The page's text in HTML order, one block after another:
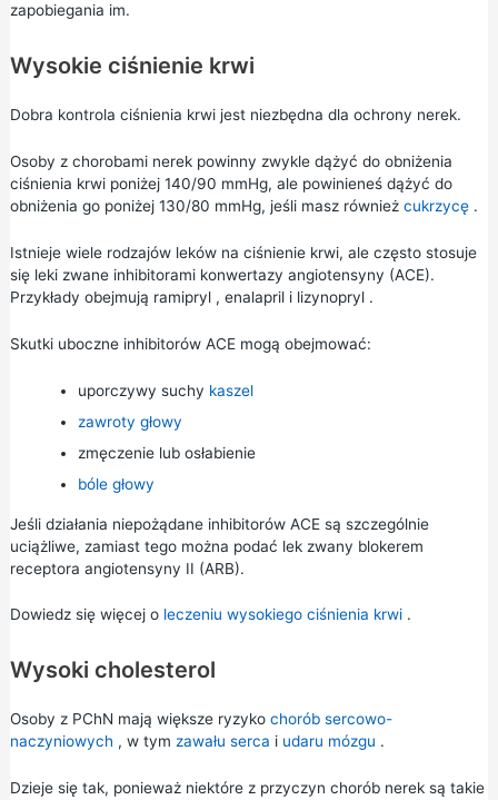
zapobiegania im.
Wysokie ciśnienie krwi
Dobra kontrola ciśnienia krwi jest niezbędna dla ochrony nerek.
Osoby z chorobami nerek powinny zwykle dążyć do obniżenia
ciśnienia krwi poniżej 140/90 mmHg, ale powinieneś dążyć do
obniżenia go poniżej 130/80 mmHg, jeśli masz również cukrzycę.
Istnieje wiele rodzajów leków na ciśnienie krwi, ale często stosuje
się leki zwane inhibitorami konwertazy angiotensyny (ACE).
Przykłady obejmują ramipryl, enalaprili lizynopryl.
Skutki uboczne inhibitorów ACE mogą obejmować:
uporczywy suchy kaszel
zawroty głowy
zmęczenie lub osłabienie
bóle głowy
Jeśli działania niepożądane inhibitorów ACE są szczególnie
uciążliwe, zamiast tego można podać lek zwany blokerem
receptora angiotensyny II (ARB).
Dowiedz się więcej o leczeniu wysokiego ciśnienia krwi.
Wysoki cholesterol
Osoby z PChN mają większe ryzyko chorób sercowo-
naczyniowych , w tym zawału serca i udaru mózgu .
Dzieje się tak, ponieważ niektóre z przyczyn chorób nerek są takie